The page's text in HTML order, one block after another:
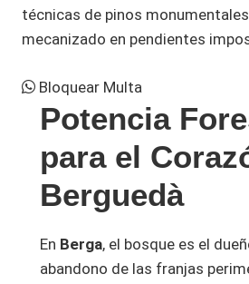
técnicas de pinos
mecanizado en pendientes
Bloquear Multa
Potencia
para el
Berguedà
En Berga, el bosque es el
abandono de las franjas